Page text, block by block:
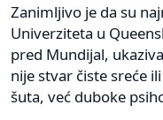
Zanimljivo je da su
Univerziteta u
pred Mundijal,
nije stvar čiste sreće
šuta, već duboke